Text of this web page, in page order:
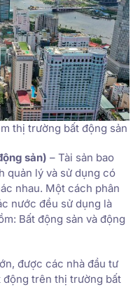
thị trường bất động sản
sản) – Tài sản bao
quản lý và sử dụng có
nhau. Một cách phân
nước đều sử dụng là
Bất động sản và động
được các nhà đầu tư
động trên thị trường bất